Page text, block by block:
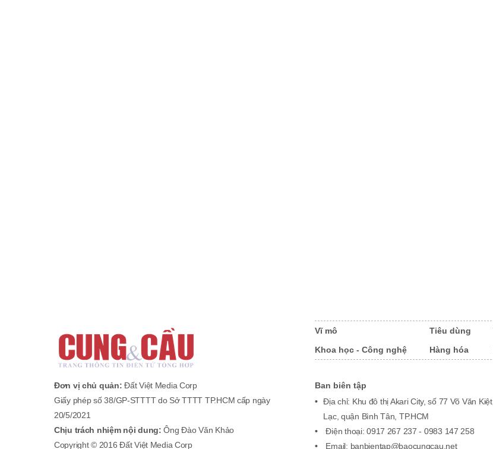
Đơn vị chủ quản: Đất Việt Media Corp
Giấy phép số 38/GP-STTTT do Sở TTTT TP.HCM cấp ngày
20/5/2021
Chịu trách nhiệm nội dung: Ông Đào Văn Khảo
Copyright © 2016 Đất Việt Media Corp
Vĩ mô Tiêu dùng
Khoa học - Công nghệ
Hàng hóa
Ban biên tập
Địa chỉ: Khu đô thị Akari City, số 77 Võ Văn
Lạc, quận Bình Tân, TP.HCM
Điện thoại: 0917 267 237 - 0983 147 258
Email: banbientap@baocungcau.net